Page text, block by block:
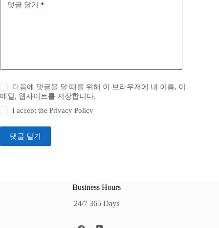
댓글 달기 *
다음에 댓글을 달 때를 위해 이 브라우저에 내 이름, 이
메일, 웹사이트를 저장합니다.
I accept thePrivacy Policy
댓글 달기
Business Hours
24/7 365 Days